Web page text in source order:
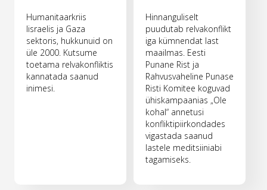
Humanitaarkriis
Iisraelis ja Gaza
sektoris, hukkunuid on
üle 2000. Kutsume
toetama relvakonfliktis
kannatada saanud
inimesi.
Hinnanguliselt
puudutab relvakonflikt
iga kümnendat last
maailmas. Eesti
Punane Rist ja
Rahvusvaheline Punase
Risti Komitee koguvad
ühiskampaanias „Ole
kohal“ annetusi
konfliktipiirkondades
vigastada saanud
lastele meditsiiniabi
tagamiseks.